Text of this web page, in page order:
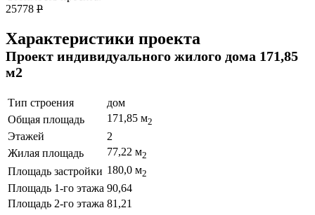
25778 Р
Характеристики проекта
Проект индивидуального жилого дома 171,85
м2
Тип строения
дом
Общая площадь
171,85 м2
Этажей
2
Жилая площадь
77,22 м2
Площадь застройки 180,0 м2
Площадь 1-го этажа 90,64
Площадь 2-го этажа 81,21